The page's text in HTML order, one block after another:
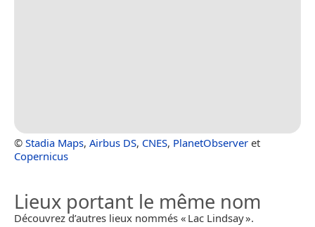
© Stadia Maps, Airbus DS, CNES, PlanetObserver et
Copernicus
Lieux portant le même nom
Découvrez d’autres lieux nommés « Lac Lindsay ».